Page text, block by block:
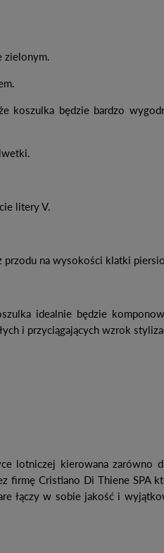
zielonym.
koszulka będzie bardzo
litery V.
przodu na wysokości klatki
idealnie będzie
i przyciągających wzrok
lotniczej kierowana zarówno
firmę Cristiano Di Thiene SPA
łączy w sobie jakość i